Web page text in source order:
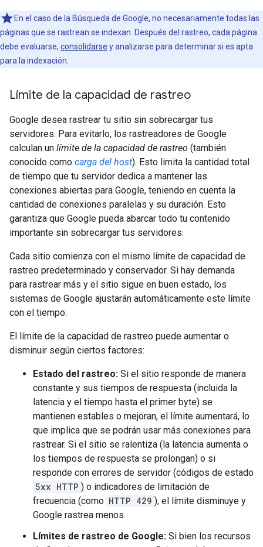
En el caso de la Búsqueda de Google, no necesariamente todas las
páginas que se rastrean se indexan. Después del rastreo, cada página
debe evaluarse, consolidarse y analizarse para determinar si es apta
para la indexación.
Límite de la capacidad de rastreo
Google desea rastrear tu sitio sin sobrecargar tus
servidores. Para evitarlo, los rastreadores de Google
calculan un límite de la capacidad de rastreo (también
conocido como carga del host). Esto limita la cantidad total
de tiempo que tu servidor dedica a mantener las
conexiones abiertas para Google, teniendo en cuenta la
cantidad de conexiones paralelas y su duración. Esto
garantiza que Google pueda abarcar todo tu contenido
importante sin sobrecargar tus servidores.
Cada sitio comienza con el mismo límite de capacidad de
rastreo predeterminado y conservador. Si hay demanda
para rastrear más y el sitio sigue en buen estado, los
sistemas de Google ajustarán automáticamente este límite
con el tiempo.
El límite de la capacidad de rastreo puede aumentar o
disminuir según ciertos factores:
Estado del rastreo: Si el sitio responde de manera
constante y sus tiempos de respuesta (incluida la
latencia y el tiempo hasta el primer byte) se
mantienen estables o mejoran, el límite aumentará, lo
que implica que se podrán usar más conexiones para
rastrear. Si el sitio se ralentiza (la latencia aumenta o
los tiempos de respuesta se prolongan) o si
responde con errores de servidor (códigos de estado
5xx HTTP ) o indicadores de limitación de
frecuencia (como HTTP 429 ), el límite disminuye y
Google rastrea menos.
Límites de rastreo de Google: Si bien los recursos